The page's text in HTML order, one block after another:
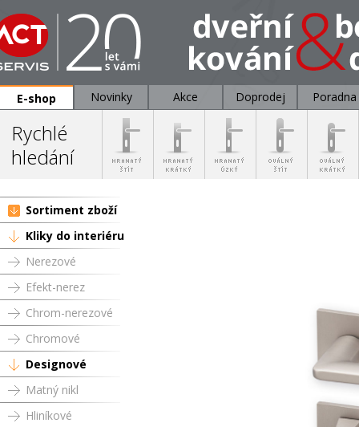
E-shop Novinky Akce Doprodej Poradna
Rychlé
hledání
Sortiment zboží
Kliky do interiéru
Nerezové
Efekt-nerez
Chrom-nerezové
Chromové
Designové
Matný nikl
Hliníkové